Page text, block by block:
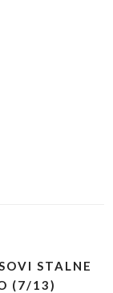
STALNE
(7/13)